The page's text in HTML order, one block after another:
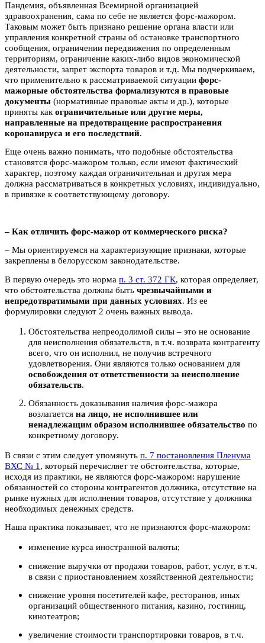
Пандемия, объявленная Всемирной организацией
здравоохранения, сама по себе не является форс-мажором.
Таковым может быть признано решение органа власти или
управления конкретной страны об остановке транспортного
сообщения, ограничении передвижения по определенным
территориям, ограничение каких-либо видов экономической
деятельности, запрет экспорта товаров и т.д. Мы подчеркиваем,
что применительно к рассматриваемой ситуации форс-
мажорные обстоятельства формализуются в правовые
документы (нормативные правовые акты и др.), которые
приняты как ограничительные или другие меры,
направленные на предотвращение распространения
коронавируса и его последствий.
Еще очень важно понимать, что подобные обстоятельства
становятся форс-мажором только, если имеют фактический
характер, по­этому каждая ограничительная и другая мера
должна рассматриваться в конкретных условиях, индивидуально,
в привязке к соответствующему договору.
– Как отличить форс-мажор от коммерческого риска?
– Мы ориентируемся на характеризующие признаки, которые
закреплены в белорусском законодательстве.
В первую очередь это норма п. 3 ст. 372 ГК, которая определяет,
что обстоятельства должны быть чрезвычайными и
непредотвратимыми при данных условиях. Из ее
формулировки следуют 2 очень важных вывода.
Обстоятельства непреодолимой силы – это не основание
для неисполнения обязательств, в т.ч. возврата контрагенту
всего, что он исполнил, не получив встречного
удовлетворения. Они являются только основанием для
освобождения от ответственности за неисполнение
обязательств.
Обязанность доказывания наличия форс-мажора
возлагается на лицо, не исполнившее или
ненадлежащим образом исполнившее обязательство по
конкретному договору.
В связи с этим следует упомянуть п. 7 постановления Пленума
ВХС № 1 , который перечисляет те обстоятельства, которые,
исходя из практики, не являются форс-мажором: нарушение
обязанностей со стороны контрагентов должника, отсутствие на
рынке нужных для исполнения товаров, отсутствие у должника
необходимых денежных средств.
Наша практика показывает, что не признаются форс-мажором:
изменение курса иностранной валюты;
снижение выручки от продажи товаров, работ, услуг, в т.ч.
в связи с приостановлением хозяйственной деятельности;
снижение уровня посетителей кафе, ресторанов, иных
организаций общественного питания, казино, гостиниц,
кинотеатров;
увеличение стоимости транспортировки товаров, в т.ч.